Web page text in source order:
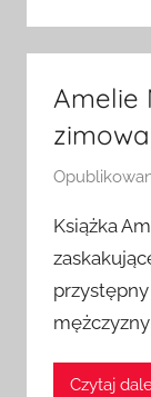
Amelie
zimowa
Książka
Czytaj